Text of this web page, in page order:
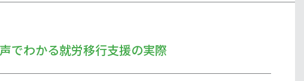
でわかる就労移行支援の実際